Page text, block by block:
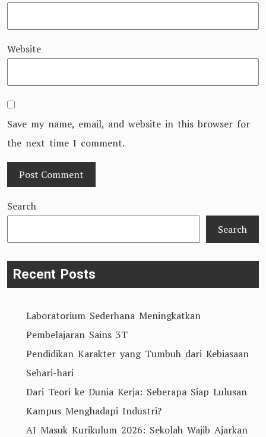
Website
Save my name, email, and website in this browser for
the next time I comment.
Search
Search
Recent Posts
Laboratorium Sederhana Meningkatkan
Pembelajaran Sains 3T
Pendidikan Karakter yang Tumbuh dari Kebiasaan
Sehari-hari
Dari Teori ke Dunia Kerja: Seberapa Siap Lulusan
Kampus Menghadapi Industri?
AI Masuk Kurikulum 2026: Sekolah Wajib Ajarkan